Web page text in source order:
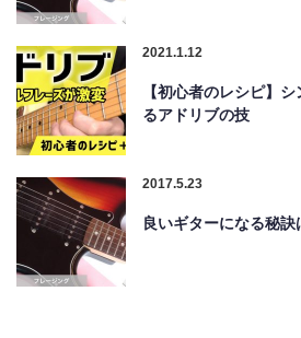
2021.1.12
【初心者のレシピ】
るアドリブの技
2017.5.23
良いギターになる秘訣